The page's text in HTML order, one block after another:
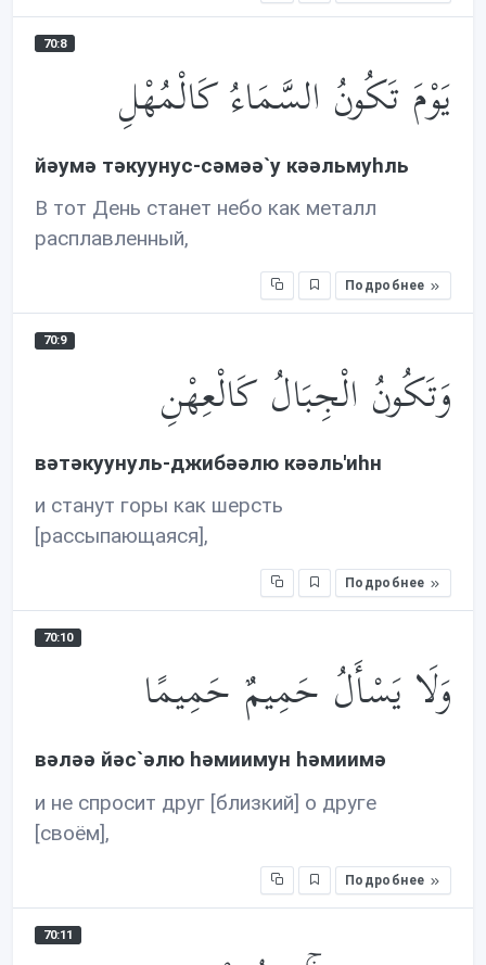
70:8
يَوْمَ تَكُونُ السَّمَاءُ كَالْمُهْلِ
йəумə тəкуунус-сəмəə`у кəəльмуhль
В тот День станет небо как металл
расплавленный,
Подробнее
70:9
وَتَكُونُ الْجِبَالُ كَالْعِهْنِ
вəтəкуунуль-джибəəлю кəəль'иhн
и станут горы как шерсть
[рассыпающаяся],
Подробнее
70:10
وَلَا يَسْأَلُ حَمِيمٌ حَمِيمًا
вəлəə йəс`əлю həмиимун həмиимə
и не спросит друг [близкий] о друге
[своём],
Подробнее
70:11